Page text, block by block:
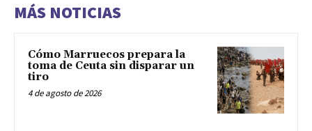
MÁS NOTICIAS
Cómo Marruecos prepara la
toma de Ceuta sin disparar un
tiro
4 de agosto de 2026